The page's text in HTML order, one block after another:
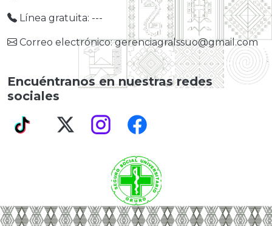
Línea gratuita: ---
Correo electrónico: gerenciagralssuo@gmail.com
Encuéntranos en nuestras redes
sociales